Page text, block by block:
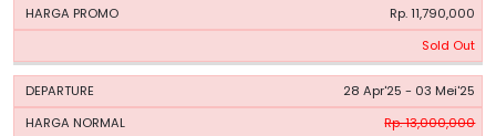
Rp. 11,790,000
Sold Out
28 Apr'25 - 03 Mei'25
Rp. 13,000,000